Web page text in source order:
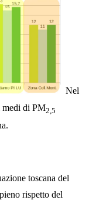
Nel
medi di PM2,5
toscana del
rispetto del